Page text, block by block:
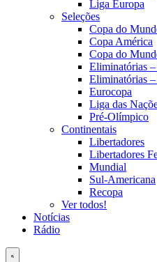
Liga Europa
Seleções
Copa do
Copa América
Copa do
Eliminatórias
Eliminatórias
Eurocopa
Liga das
Pré-Olímpico
Continentais
Libertadores
Libertadores
Mundial
Sul-Americana
Recopa
Ver todos!
Notícias
Rádio